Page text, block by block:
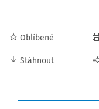
Oblíbené
Stáhnout